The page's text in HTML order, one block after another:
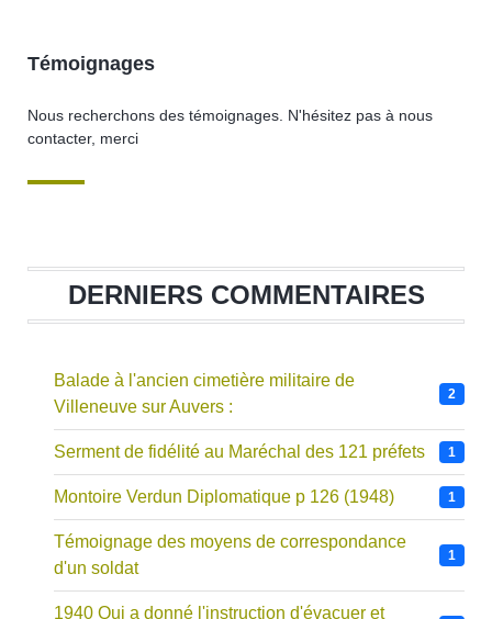
Témoignages
Nous recherchons des témoignages. N'hésitez pas à nous
contacter, merci
DERNIERS COMMENTAIRES
Balade à l'ancien cimetière militaire de
Villeneuve sur Auvers :
2
Serment de fidélité au Maréchal des 121 préfets 1
Montoire Verdun Diplomatique p 126 (1948) 1
Témoignage des moyens de correspondance
d'un soldat
1
1940 Qui a donné l'instruction d'évacuer et